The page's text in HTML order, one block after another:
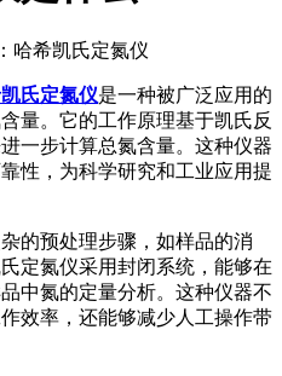
哈希凯氏定氮仪
氏定氮仪是一种被广泛应用的
量。它的工作原理基于凯氏反
一步计算总氮含量。这种仪器
性，为科学研究和工业应用提
预处理步骤，如样品的消
定氮仪采用封闭系统，能够在
中氮的定量分析。这种仪器不
效率，还能够减少人工操作带